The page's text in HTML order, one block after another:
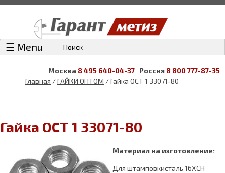
☰ Menu Поиск
Москва 8 495 640-04-37 Россия 8 800 777-87-35
Главная /ГАЙКИ ОПТОМ / Гайка ОСТ 1 33071-80
Гайка ОСТ 1 33071-80
Материал на изготовление:
Для штамповкисталь 16ХСН